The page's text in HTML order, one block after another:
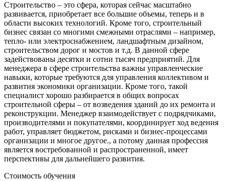
Строительство – это сфера, которая сейчас масштабно
развивается, приобретает все большие объемы, теперь и в
области высоких технологий. Кроме того, строительный
бизнес связан со многими смежными отраслями – например,
тепло- или электроснабжением, ландшафтным дизайном,
строительством дорог и мостов и т.д. В данной сфере
задействованы десятки и сотни тысяч предприятий. Для
менеджера в сфере строительства важны управленческие
навыки, которые требуются для управления коллективом и
развития экономики организации. Кроме того, такой
специалист хорошо разбирается в общих вопросах
строительной сферы – от возведения зданий до их ремонта и
реконструкции. Менеджер взаимодействует с подрядчиками,
производителями и покупателями, координирует ход ведения
работ, управляет бюджетом, рисками и бизнес-процессами
организации и многое другое., а потому данная профессия
является востребованной и распространенной, имеет
перспективы для дальнейшего развития.
Стоимость обучения